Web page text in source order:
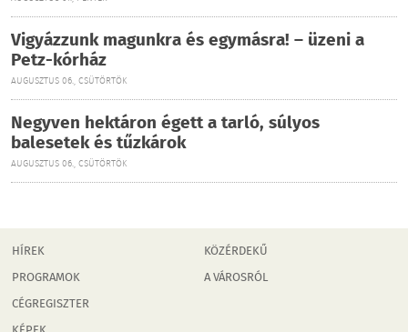
Vigyázzunk magunkra és egymásra! – üzeni a
Petz-kórház
AUGUSZTUS 06., CSÜTÖRTÖK
Negyven hektáron égett a tarló, súlyos
balesetek és tűzkárok
AUGUSZTUS 06., CSÜTÖRTÖK
HÍREK
PROGRAMOK
CÉGREGISZTER
KÖZÉRDEKŰ
A VÁROSRÓL